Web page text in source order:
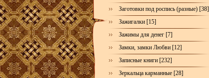
Заготовки под роспись (разные) [38]
Зажигалки [15]
Зажимы для денег [7]
Замки, замки Любви [12]
Записные книги [232]
Зеркальца карманные [28]